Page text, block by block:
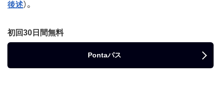
後述）。
初回30日間無料
Pontaパス